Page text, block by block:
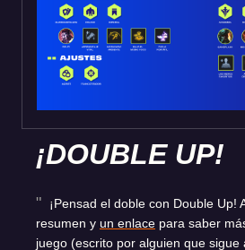
¡DOUBLE UP!
¡Pensad el doble con Double Up!
resumen y un enlace para saber
juego (escrito por alguien que sigue